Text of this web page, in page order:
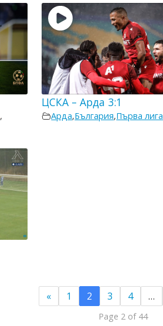
,
ЦСКА – Арда 3:1
Арда,България,Първа лига
« 1 2 3 4 …
Page 2 of 44